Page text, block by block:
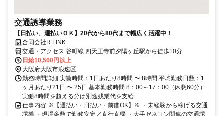
交通誘導業務
【日払い、週払いＯＫ】20代から80代まで幅広く活躍中！
合同会社R.LINK
交通・アクセス 谷町線 四天王寺前夕陽ヶ丘駅から徒歩10分
日給10,500円以上
大阪府大阪市浪速区
勤務時間詳細 実働時間：1日あたり8時間 〜 8時間 平均勤務日数：1
ヶ月あたり21日 〜 25日 基本勤務時間 8：00～17：00（休憩60分）
実働8時間を超える分は別途残業代を支給
仕事内容 ※【週払い・日払い・前借OK】※ ・未経験から稼げる交通